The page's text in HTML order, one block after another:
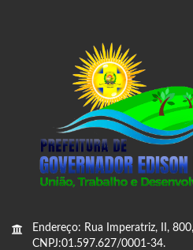
Endereço: Rua Imperatriz, II,
CNPJ:01.597.627/0001-34.